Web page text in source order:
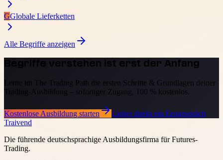
GGlobale Lieferketten
Alle Begriffe anzeigen
Begriffe verstehen ist erst der Anfang
Lerne im The Trading Path die ersten Schritte & Grundlagen deiner
Trading-Ausbildung – sofortiger Zugang, 100 % kostenlos.
Kostenlose Ausbildung starten
Lieber direkt ein Erstgespräch
Traivend
Die führende deutschsprachige Ausbildungsfirma für Futures-
Trading.